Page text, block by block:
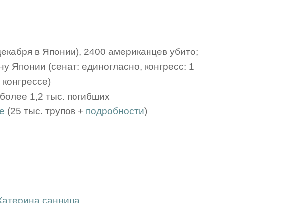
в Японии), 2400 американцев убито;
Японии (сенат: единогласно, конгресс: 1
1,2 тыс. погибших
(25 тыс. трупов + подробности)
санница